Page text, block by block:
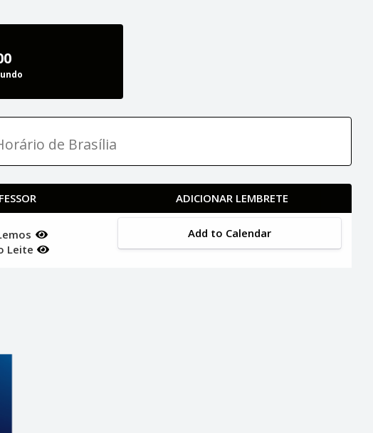
de Brasília
ADICIONAR LEMBRETE
Leite
Add to Calendar